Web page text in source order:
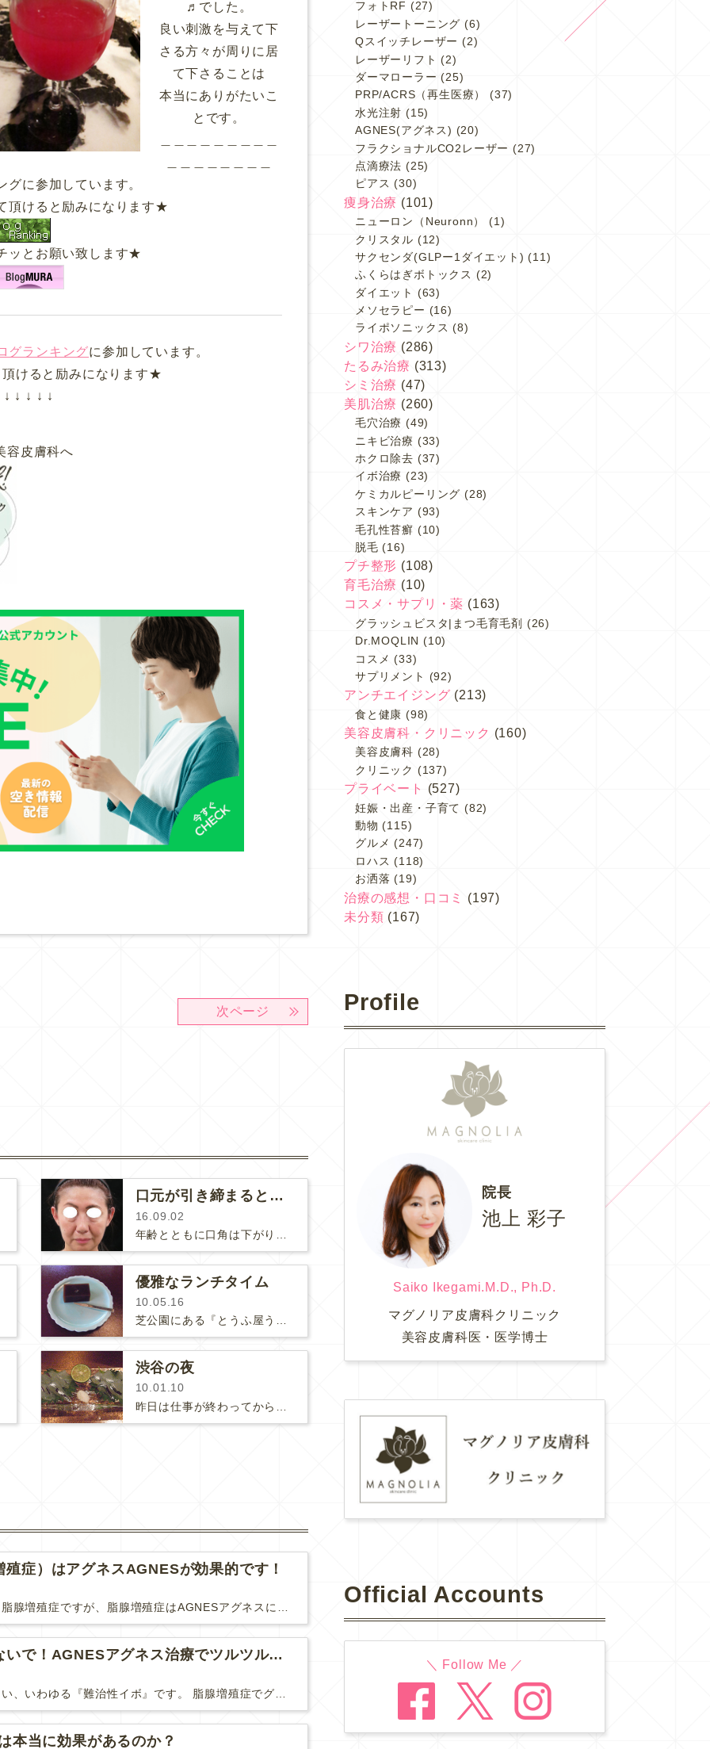
♬でした。
良い刺激を与えて下
さる方々が周りに居
て下さることは
本当にありがたいこ
とです。
グに参加しています。
頂けると励みになります★
ッとお願い致します★
グランキングに参加しています。
けると励みになります★
↓ ↓ ↓ ↓ ↓
次ページ
口元が引き締まると顔が引き締まる！
16.09.02
優雅なランチタイム
10.05.16
渋谷の夜
10.01.10
症）はアグネスAGNESが効果的です！
脂腺増殖症は諦めないで！AGNESアグネス治療でツルツル肌に！
本当に効果があるのか？
フォトRF (27)
レーザートーニング (6)
Qスイッチレーザー (2)
レーザーリフト (2)
ダーマローラー (25)
PRP/ACRS（再生医療）
(37)
水光注射 (15)
AGNES(アグネス) (20)
フラクショナルCO2レーザー (27)
点滴療法 (25)
ピアス (30)
痩身治療 (101)
ニューロン（Neuronn）
(1)
クリスタル (12)
サクセンダ(GLPー1ダイエット) (11)
ふくらはぎボトックス (2)
ダイエット (63)
メソセラピー (16)
ライポソニックス (8)
シワ治療 (286)
たるみ治療 (313)
シミ治療 (47)
美肌治療 (260)
毛穴治療 (49)
ニキビ治療 (33)
ホクロ除去 (37)
イボ治療 (23)
ケミカルピーリング (28)
スキンケア (93)
毛孔性苔癬 (10)
脱毛 (16)
プチ整形 (108)
育毛治療 (10)
コスメ・サプリ・薬 (163)
グラッシュビスタ|まつ毛育毛剤
(26)
Dr.MOQLIN (10)
コスメ (33)
サプリメント
(92)
アンチエイジング (213)
食と健康 (98)
美容皮膚科・クリニック (160)
美容皮膚科 (28)
クリニック (137)
プライベート (527)
妊娠・出産・子育て (82)
動物 (115)
グルメ (247)
ロハス (118)
お洒落 (19)
治療の感想・口コミ
(197)
未分類 (167)
Profile
院長
池上 彩子
Saiko Ikegami.M.D., Ph.D.
マグノリア皮膚科クリニック
美容皮膚科医・医学博士
Official Accounts
＼ Follow Me ／